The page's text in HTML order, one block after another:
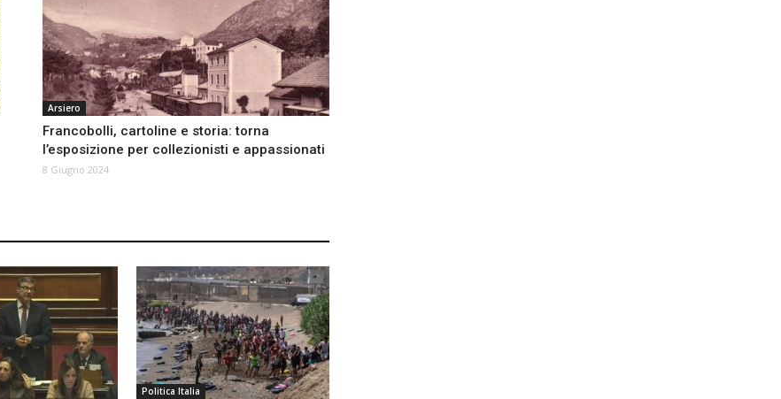
Arsiero
Francobolli, cartoline e storia: torna
l’esposizione per collezionisti e appassionati
8 Giugno 2024
Politica Italia